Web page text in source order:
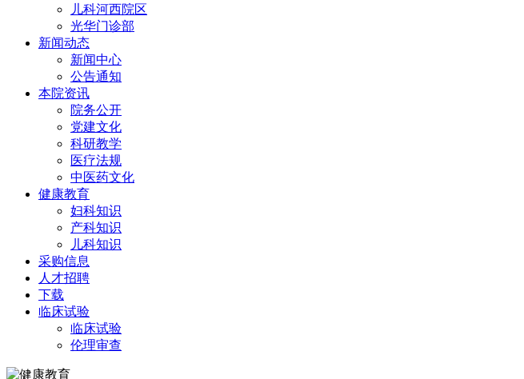
儿科河西院区
光华门诊部
新闻动态
新闻中心
公告通知
本院资讯
院务公开
党建文化
科研教学
医疗法规
中医药文化
健康教育
妇科知识
产科知识
儿科知识
采购信息
人才招聘
下载
临床试验
临床试验
伦理审查